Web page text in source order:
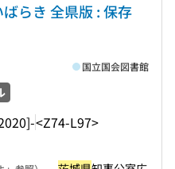
らき 全県版 : 保存
<Z74-L97>
国立国会図書館